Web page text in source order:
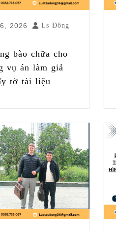
2026
Ls Đông
bào chữa cho
vụ án làm giả
tờ tài liệu